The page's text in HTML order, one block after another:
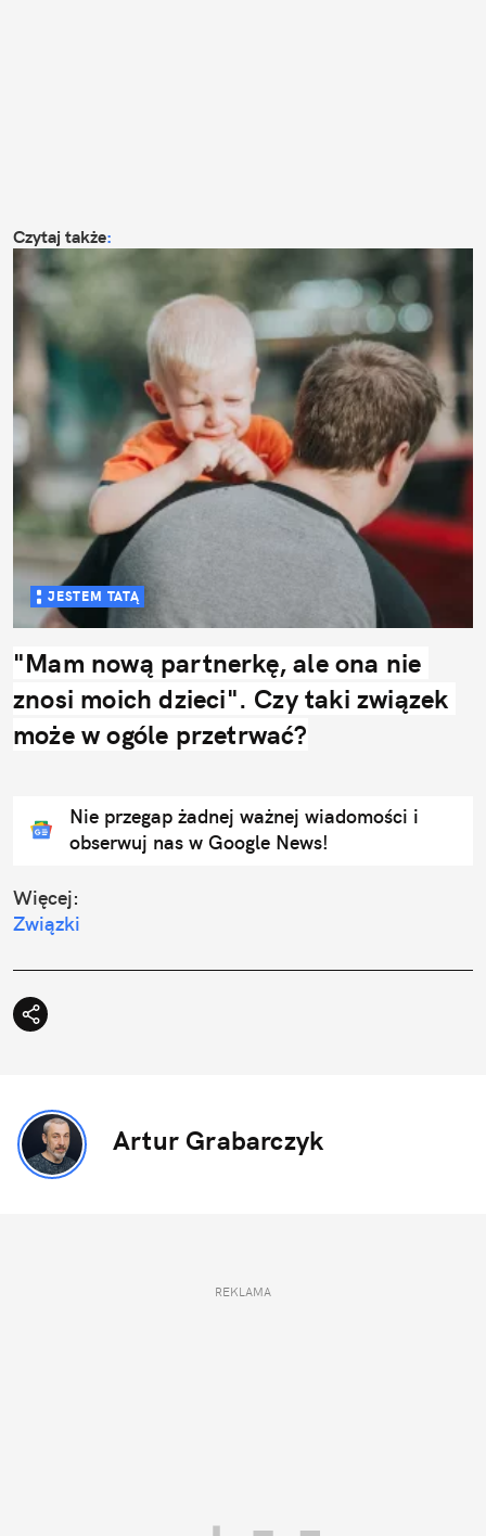
Czytaj także:
JESTEM TATĄ
"Mam nową partnerkę, ale ona nie
znosi moich dzieci". Czy taki związek
może w ogóle przetrwać?
Nie przegap żadnej ważnej wiadomości i
obserwuj nas w Google News!
Więcej:
Związki
Artur Grabarczyk
REKLAMA